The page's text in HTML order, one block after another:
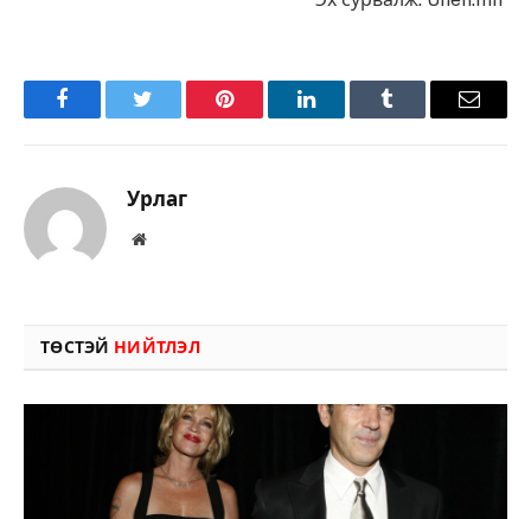
FacebookTwitter Pinterest LinkedInTumblr Имэйл
Урлаг
Вэбсайт
ТӨСТЭЙ НИЙТЛЭЛ